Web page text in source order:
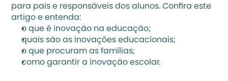
para pais e responsáveis dos alunos. Confira este
artigo e entenda:
o que é inovação na educação;
quais são as inovações educacionais;
o que procuram as famílias;
como garantir a inovação escolar.